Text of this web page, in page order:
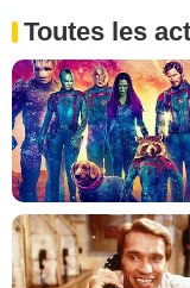
Toutes les